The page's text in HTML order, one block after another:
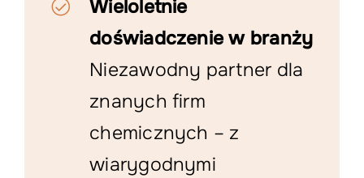
Wieloletnie
doświadczenie w branży
Niezawodny partner dla
znanych firm
chemicznych – z
wiarygodnymi